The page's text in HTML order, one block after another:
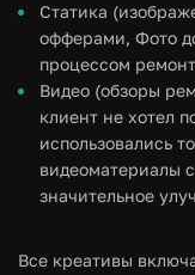
Статика
офферами, Фото
процессом
Видео (обзоры
клиент не хотел
использовались
видеоматериалы
значительное
Все креативы